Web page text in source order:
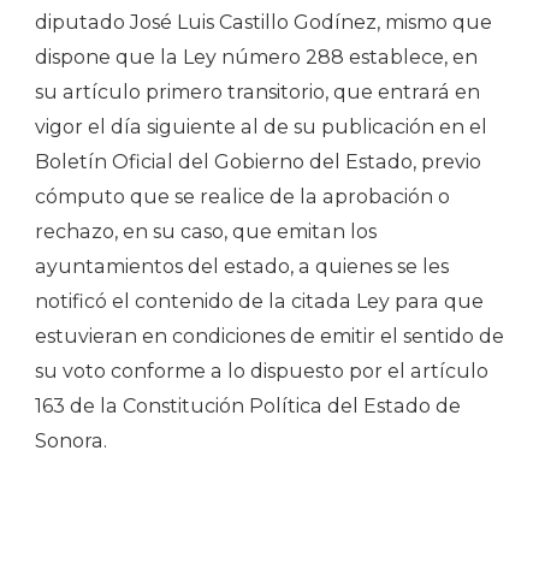
diputado José Luis Castillo Godínez, mismo que
dispone que la Ley número 288 establece, en
su artículo primero transitorio, que entrará en
vigor el día siguiente al de su publicación en el
Boletín Oficial del Gobierno del Estado, previo
cómputo que se realice de la aprobación o
rechazo, en su caso, que emitan los
ayuntamientos del estado, a quienes se les
notificó el contenido de la citada Ley para que
estuvieran en condiciones de emitir el sentido de
su voto conforme a lo dispuesto por el artículo
163 de la Constitución Política del Estado de
Sonora.